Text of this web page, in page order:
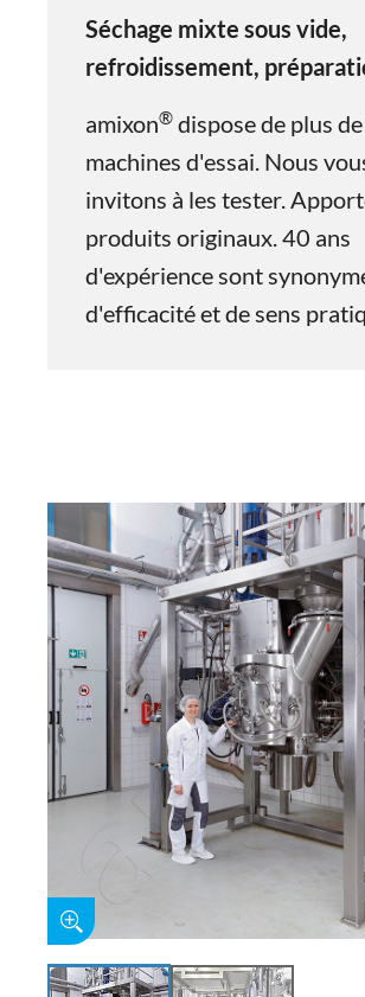
Séchage mixte sous vide,
refroidissement,
amixon® dispose de plus
machines d'essai. Nous
invitons à les tester.
produits originaux. 40 ans
d'expérience sont
d'efficacité et de sens